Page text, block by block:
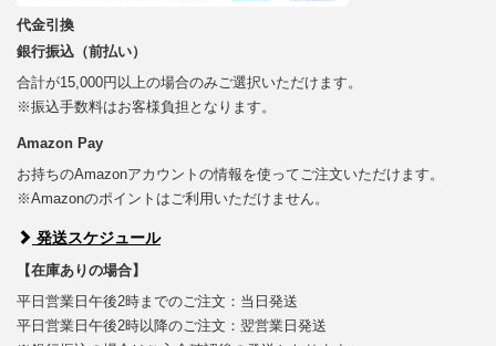
代金引換
銀行振込（前払い）
合計が15,000円以上の場合のみご選択いただけます。
※振込手数料はお客様負担となります。
Amazon Pay
お持ちのAmazonアカウントの情報を使ってご注文いただけます。
※Amazonのポイントはご利用いただけません。
発送スケジュール
【在庫ありの場合】
平日営業日午後2時までのご注文：当日発送
平日営業日午後2時以降のご注文：翌営業日発送